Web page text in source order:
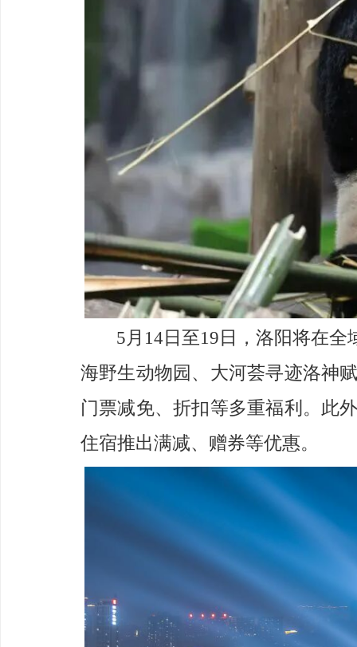
5月14日至19日，洛阳将在全
海野生动物园、 大河荟寻迹洛神
门票减免、折扣等多重福利 。 此
住宿推出满减、赠券等优惠。